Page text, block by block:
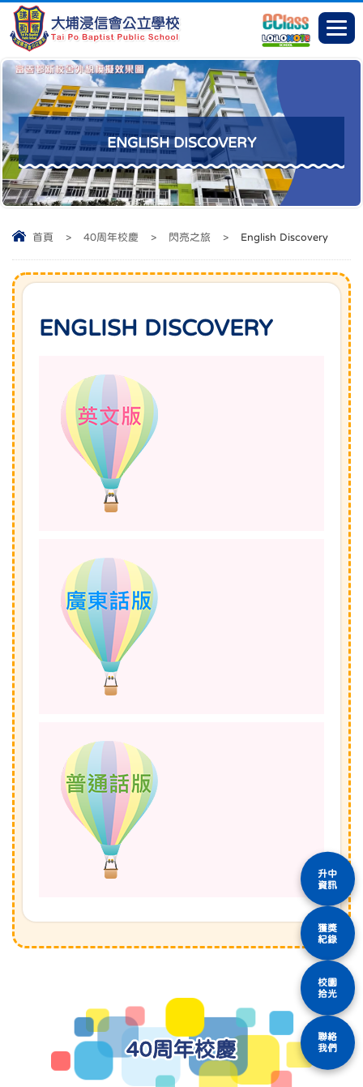
ENGLISH DISCOVERY
首頁 > 40周年校慶 > 閃亮之旅 > English Discovery
ENGLISH DISCOVERY
40周年校慶
升中
資訊
獲獎
紀錄
校園
拾光
聯絡
我們